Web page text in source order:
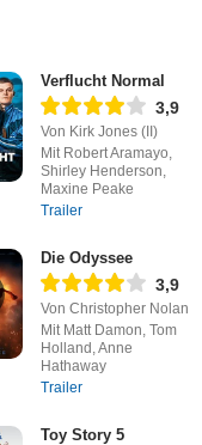
Verflucht Normal
3,9
Von Kirk Jones (II)
Mit Robert Aramayo,
Shirley Henderson,
Maxine Peake
Trailer
Die Odyssee
3,9
Von Christopher Nolan
Mit Matt Damon, Tom
Holland, Anne
Hathaway
Trailer
Toy Story 5